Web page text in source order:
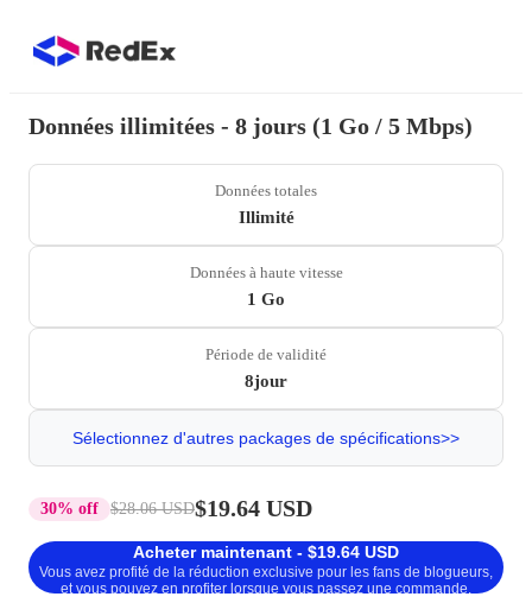
Données illimitées - 8 jours (1 Go / 5 Mbps)
Données totales
Illimité
Données à haute vitesse
1 Go
Période de validité
8jour
Sélectionnez d'autres packages de spécifications>>
30% off $28.06 USD$19.64 USD
Acheter maintenant - $19.64 USD
Vous avez profité de la réduction exclusive pour les fans de blogueurs,
et vous pouvez en profiter lorsque vous passez une commande.